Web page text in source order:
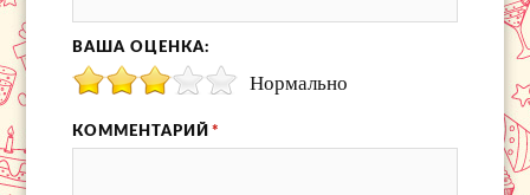
ВАША ОЦЕНКА:
Нормально
КОММЕНТАРИЙ *